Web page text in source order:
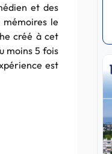
et des
le
créé à cet
moins 5 fois
est